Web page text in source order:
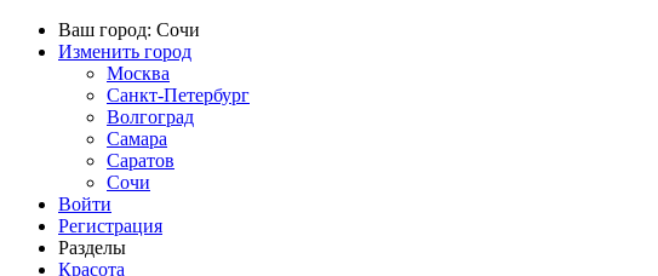
Ваш город: Сочи
Изменить город
Москва
Санкт-Петербург
Волгоград
Самара
Саратов
Сочи
Войти
Регистрация
Разделы
Красота